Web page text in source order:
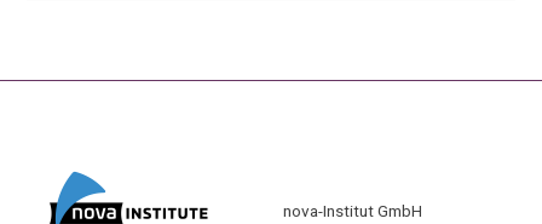
nova-Institut GmbH